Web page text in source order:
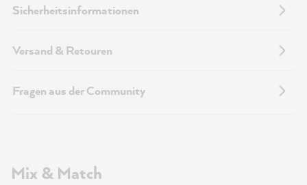
Sicherheitsinformationen
Versand & Retouren
Fragen aus der Community
Mix & Match